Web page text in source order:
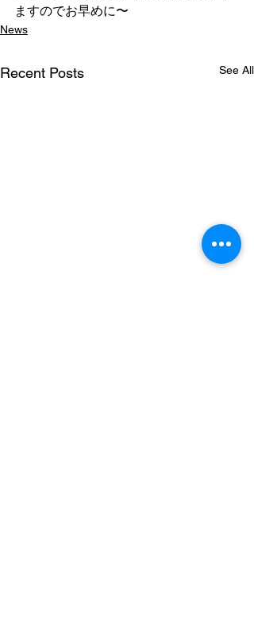
ますのでお早めに〜
News
Recent Posts See All